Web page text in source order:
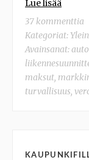
Lue lisää
37 kommenttia
Kategoriat:
Avainsanat:
maksut,
turvallisuus,